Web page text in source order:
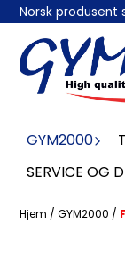
Hopp til innhold
Norsk produsent
GYM2000
SERVICE OG
Hjem / GYM2000 /